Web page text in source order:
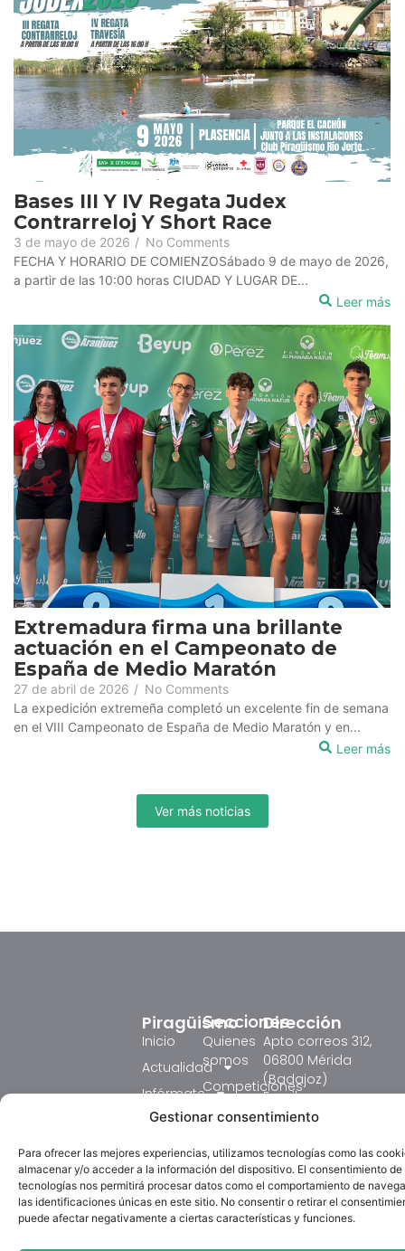
Gestionar consentimiento
Para ofrecer las mejores experiencias, utilizamos tecnologías como las
almacenar y/o acceder a la información del dispositivo. El consentimiento de
tecnologías nos permitirá procesar datos como el comportamiento de
las identificaciones únicas en este sitio. No consentir o retirar el
puede afectar negativamente a ciertas características y funciones.
Bases III Y IV Regata Judex
Contrarreloj Y Short Race
3 de mayo de 2026 / No Comments
FECHA Y HORARIO DE COMIENZOSábado 9 de mayo de 2026,
a partir de las 10:00 horas CIUDAD Y LUGAR DE...
Leer más
Extremadura firma una brillante
actuación en el Campeonato de
España de Medio Maratón
27 de abril de 2026 / No Comments
La expedición extremeña completó un excelente fin de semana
en el VIII Campeonato de España de Medio Maratón y en...
Leer más
Ver más noticias
La Federación
Extremeña de
Secciones
Quienes
somos
Competiciones
Formación
Galeria
Textos
Legales
Aviso
Piragüismo
Inicio
Actualidad
Infórmate
Resultados
Competición
Formación
Piragüismo
Dirección
Apto correos 312,
06800 Mérida
(Badajoz)
Email:
Horario:
Lunes de 18:00 a
20:00 horas.
Martes de 12:00 a